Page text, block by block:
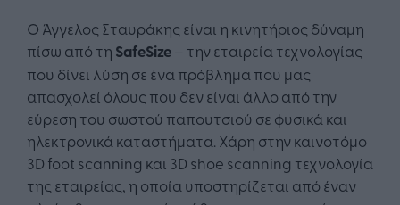
Ο Άγγελος Σταυράκης είναι η κινητήριος δύναμη
πίσω από τη SafeSize– την εταιρεία τεχνολογίας
που δίνει λύση σε ένα πρόβλημα που μας
απασχολεί όλους που δεν είναι άλλο από την
εύρεση του σωστού παπουτσιού σε φυσικά και
ηλεκτρονικά καταστήματα. Χάρη στην καινοτόμο
3D foot scanning και 3D shoe scanning τεχνολογία
της εταιρείας, η οποία υποστηρίζεται από έναν